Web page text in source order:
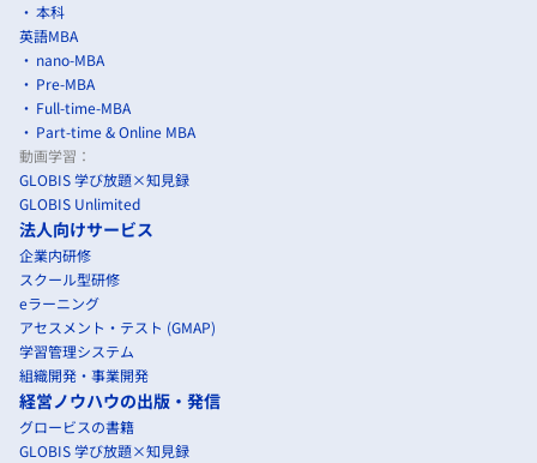
本科
英語MBA
nano-MBA
Pre-MBA
Full-time-MBA
Part-time & Online MBA
動画学習：
GLOBIS 学び放題×知見録
GLOBIS Unlimited
法人向けサービス
企業内研修
スクール型研修
eラーニング
アセスメント・テスト (GMAP)
学習管理システム
組織開発・事業開発
経営ノウハウの出版・発信
グロービスの書籍
GLOBIS 学び放題×知見録